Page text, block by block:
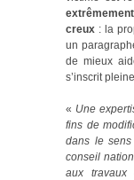
creux : la
un
de mieux
s’inscrit
« Une
fins de
dans le sens
conseil
aux